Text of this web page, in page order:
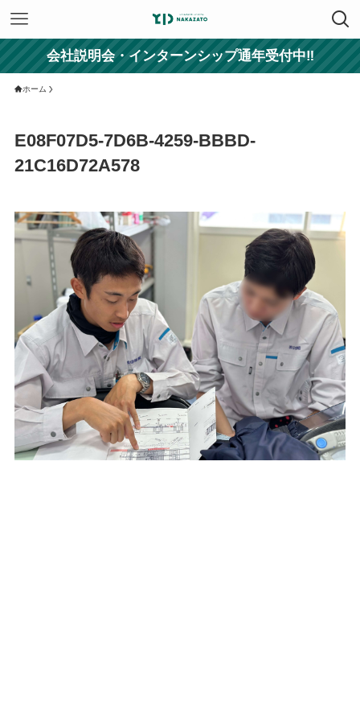
会社説明会・インターンシップ通年受付中‼
ホーム
E08F07D5-7D6B-4259-BBBD-
21C16D72A578